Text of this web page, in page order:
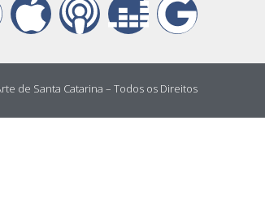
de Santa Catarina – Todos os Direitos